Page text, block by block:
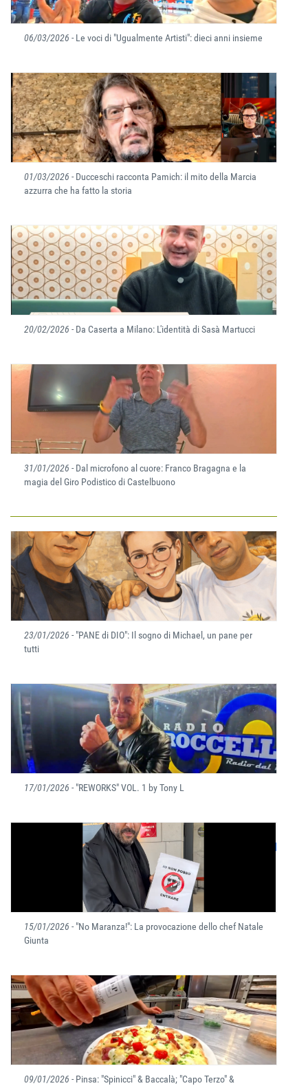
06/03/2026 - Le voci di "Ugualmente Artisti": dieci anni insieme
01/03/2026 - Ducceschi racconta Pamich: il mito della Marcia
azzurra che ha fatto la storia
20/02/2026 - Da Caserta a Milano: L'identità di Sasà Martucci
31/01/2026 - Dal microfono al cuore: Franco Bragagna e la
magia del Giro Podistico di Castelbuono
23/01/2026 - "PANE di DIO": Il sogno di Michael, un pane per
tutti
17/01/2026 - "REWORKS" VOL. 1 by Tony L
15/01/2026 - "No Maranza!": La provocazione dello chef Natale
Giunta
09/01/2026 - Pinsa: "Spinicci" & Baccalà; "Capo Terzo" &